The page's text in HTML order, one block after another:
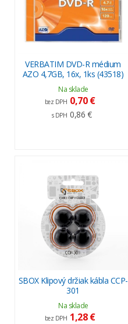
VERBATIM DVD-R médium
AZO 4,7GB, 16x, 1ks (43518)
Na sklade
bez DPH 0,70 €
s DPH 0,86 €
SBOX Klipový držiak kábla CCP-
301
Na sklade
bez DPH 1,28 €